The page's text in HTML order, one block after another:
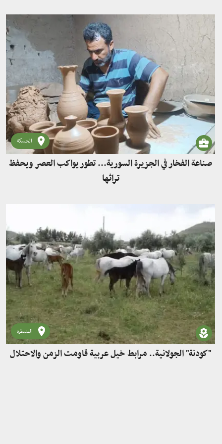
الحسكة
صناعة الفخار في الجزيرة السورية... تطور يواكب العصر ويحفظ
تراثها
القنيطرة
"كودنة" الجولانية.. مرابط خيل عربية قاومت الزمن والاحتلال